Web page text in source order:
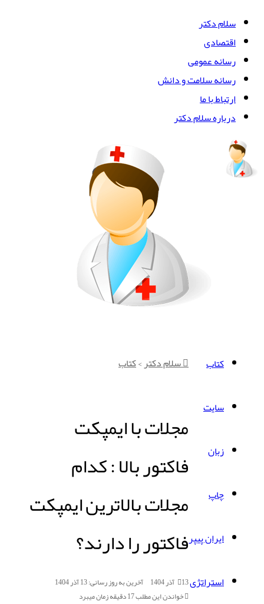
سلام دکتر
اقتصادی
رسانه عمومی
رسانه سلامت و دانش
ارتباط با ما
درباره سلام دکتر
کتاب
سایت
زبان
چاپ
ایران پیپر
استراتژی
سلام دکتر>کتاب
مجلات با ایمپکت
فاکتور بالا : کدام
مجلات بالاترین ایمپکت
فاکتور را دارند؟
13 آذر 1404
آخرین به روز رسانی: 13 آذر 1404
خواندن این مطلب 17 دقیقه زمان میبرد